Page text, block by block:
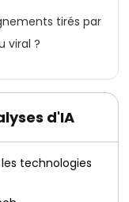
tirés par
viral ?
d'IA
technologies